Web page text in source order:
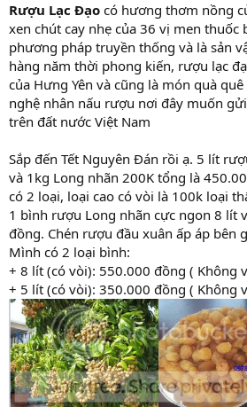
Rượu Lạc Đạo có hương thơm nồng
xen chút cay nhẹ của 36 vị men thuốc
phương pháp truyền thống và là sản
hàng năm thời phong kiến, rượu lạc
của Hưng Yên và cũng là món quà
nghệ nhân nấu rượu nơi đây muốn
trên đất nước Việt Nam
Sắp đến Tết Nguyên Đán rồi ạ. 5 lít
và 1kg Long nhãn 200K tổng là
có 2 loại, loại cao có vòi là 100k loại
1 bình rượu Long nhãn cực ngon 8 lít
đồng. Chén rượu đầu xuân ấp áp bên
Mình có 2 loại bình:
+ 8 lít (có vòi): 550.000 đồng ( Không
+ 5 lít (có vòi): 350.000 đồng ( Không